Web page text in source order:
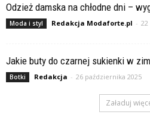
Odzież damska na chłodne dni –
Moda i styl Redakcja Modaforte.pl - 22
Jakie buty do czarnej sukienki w
Botki Redakcja - 26 października 2025
Załaduj